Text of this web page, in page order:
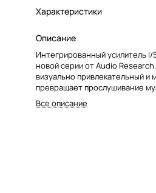
Характеристики
Описание
Интегрированный усилитель
новой серии от Audio
визуально привлекательный
превращает прослушивание
I/50 воссоздавать
возбуждение всех, кто его
Все описание